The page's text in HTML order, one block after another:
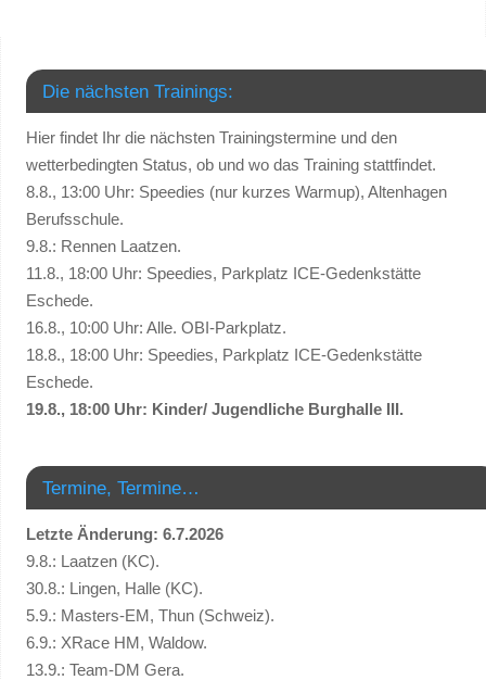
Die nächsten Trainings:
Hier findet Ihr die nächsten Trainingstermine und den
wetterbedingten Status, ob und wo das Training stattfindet.
8.8., 13:00 Uhr: Speedies (nur kurzes Warmup), Altenhagen
Berufsschule.
9.8.: Rennen Laatzen.
11.8., 18:00 Uhr: Speedies, Parkplatz ICE-Gedenkstätte
Eschede.
16.8., 10:00 Uhr: Alle. OBI-Parkplatz.
18.8., 18:00 Uhr: Speedies, Parkplatz ICE-Gedenkstätte
Eschede.
19.8., 18:00 Uhr: Kinder/ Jugendliche Burghalle III.
Termine, Termine…
Letzte Änderung: 6.7.2026
9.8.: Laatzen (KC).
30.8.: Lingen, Halle (KC).
5.9.: Masters-EM, Thun (Schweiz).
6.9.: XRace HM, Waldow.
13.9.: Team-DM Gera.